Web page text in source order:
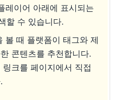
레이어 아래에 표시되는
할 수 있습니다.
볼 때 플랫폼이 태그와 제
콘텐츠를 추천합니다.
크를 페이지에서 직접